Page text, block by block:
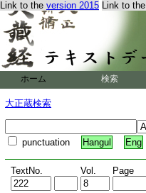
Link to the version 2015 Link to the
ホーム 検索
大正蔵検索
punctuation Hangul Eng
TextNo. Vol. Page